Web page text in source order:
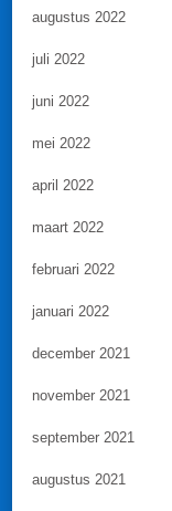
augustus 2022
juli 2022
juni 2022
mei 2022
april 2022
maart 2022
februari 2022
januari 2022
december 2021
november 2021
september 2021
augustus 2021